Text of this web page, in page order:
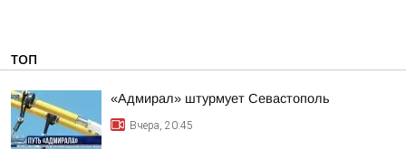
ТОП
«Адмирал» штурмует Севастополь
Вчера, 20:45